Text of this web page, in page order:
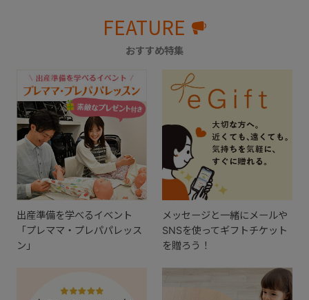
FEATURE
おすすめ特集
出産準備を学べるイベント
「プレママ・プレパパレッス
ン」
メッセージと一緒にメールや
SNSを使ってギフトチケット
を贈ろう！